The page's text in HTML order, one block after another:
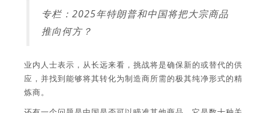
专栏：2025年特朗普和中国将把大宗商品
推向何方？
业内人士表示，从长远来看，挑战将是确保新的或替代的供
应，并找到能够将其转化为制造商所需的极其纯净形式的精
炼商。